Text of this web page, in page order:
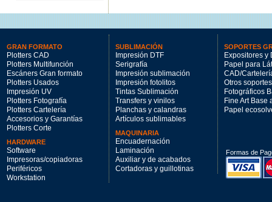
GRAN FORMATO
Plotters CAD
Plotters Multifunción
Escáners Gran formato
Plotters Usados
Impresión UV
Plotters Fotografía
Plotters Cartelería
Accesorios y Garantías
Plotters Corte
HARDWARE
Software
Impresoras/copiadoras
Periféricos
Workstation
SUBLIMACIÓN
Impresión DTF
Serigrafía
Impresión sublimación
Impresión fotolitos
Tintas Sublimación
Transfers y vinilos
Planchas y calandras
Artículos sublimables
MAQUINARIA
Encuadernación
Laminación
Auxiliar y de acabados
Cortadoras y guillotinas
SOPORTES
Expositores y
Papel para
CAD/
Otros soportes
Fotográficos
Fine Art Base
Papel
Formas de